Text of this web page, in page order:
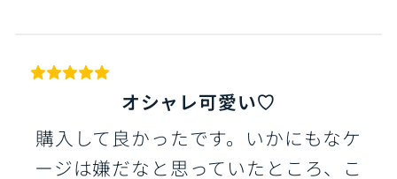
オシャレ可愛い♡
購入して良かったです。いかにもなケ
ージは嫌だなと思っていたところ、こ